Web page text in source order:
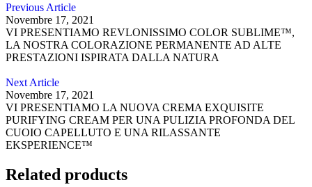
Previous Article
Novembre 17, 2021
VI PRESENTIAMO REVLONISSIMO COLOR SUBLIME™,
LA NOSTRA COLORAZIONE PERMANENTE AD ALTE
PRESTAZIONI ISPIRATA DALLA NATURA
Next Article
Novembre 17, 2021
VI PRESENTIAMO LA NUOVA CREMA EXQUISITE
PURIFYING CREAM PER UNA PULIZIA PROFONDA DEL
CUOIO CAPELLUTO E UNA RILASSANTE
EKSPERIENCE™
Related products